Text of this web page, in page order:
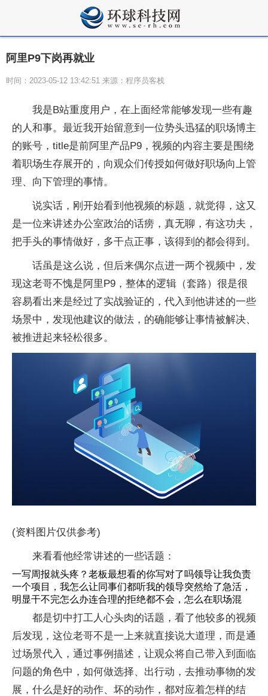
阿里P9下岗再就业
时间：2023-05-12 13:42:51 来源：程序员客栈
我是B站重度用户，在上面经常能够发现一些有趣
的人和事。最近我开始留意到一位势头迅猛的职场博主
的账号，title是前阿里产品P9，视频的内容主要是围绕
着职场生存展开的，向观众们传授如何做好职场向上管
理、向下管理的事情。
说实话，刚开始看到他视频的标题，就觉得，这又
是一位来讲述办公室政治的话痨，真无聊，有这功夫，
把手头的事情做好，多干点正事，该得到的都会得到。
话虽是这么说，但后来偶尔点进一两个视频中，发
现这老哥不愧是阿里P9，整体的逻辑（套路）很是很
容易看出来是经过了实战验证的，代入到他讲述的一些
场景中，发现他建议的做法，的确能够让事情被解决、
被推进起来轻松很多。
(资料图片仅供参考)
来看看他经常讲述的一些话题：
一写周报就头疼？老板最想看的你写对了吗领导让我负责
一个项目，我怎么让同事们都听我的领导突然给了急活，
明显干不完怎么办连合理的拒绝都不会，怎么在职场混
都是切中打工人心头肉的话题，看了他较多的视频
后发现，这位老哥不是一上来就直接说大道理，而是通
过场景代入，通过事例描述，让观众将自己带入到面临
问题的角色中，如何做选择、出行动，去推动事物的发
展，什么是好的动作、坏的动作，都对应着怎样的结